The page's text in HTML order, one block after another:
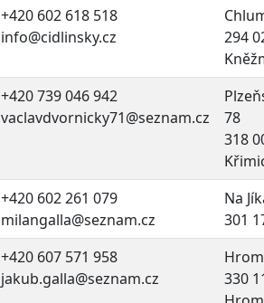
+420 602 618 518
info@cidlinsky.cz
294
+420 739 046 942
vaclavdvornicky71@seznam.cz
78
318
+420 602 261 079
milangalla@seznam.cz
Na
301
+420 607 571 958
jakub.galla@seznam.cz
330